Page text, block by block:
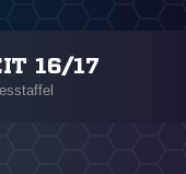
16/17